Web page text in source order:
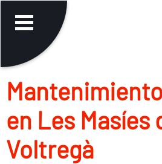
en Les Masíes
Voltregà